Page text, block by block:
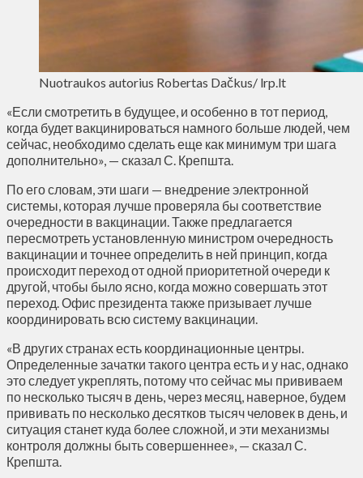
Nuotraukos autorius Robertas Dačkus/ lrp.lt
«Если смотретить в будущее, и особенно в тот период,
когда будет вакцинироваться намного больше людей, чем
сейчас, необходимо сделать еще как минимум три шага
дополнительно», — сказал С. Крепшта.
По его словам, эти шаги — внедрение электронной
системы, которая лучше проверяла бы соответствие
очередности в вакцинации. Также предлагается
пересмотреть установленную министром очередность
вакцинации и точнее определить в ней принцип, когда
происходит переход от одной приоритетной очереди к
другой, чтобы было ясно, когда можно совершать этот
переход. Офис президента также призывает лучше
координировать всю систему вакцинации.
«В других странах есть координационные центры.
Определенные зачатки такого центра есть и у нас, однако
это следует укреплять, потому что сейчас мы прививаем
по несколько тысяч в день, через месяц, наверное, будем
прививать по несколько десятков тысяч человек в день, и
ситуация станет куда более сложной, и эти механизмы
контроля должны быть совершеннее», — сказал С.
Крепшта.